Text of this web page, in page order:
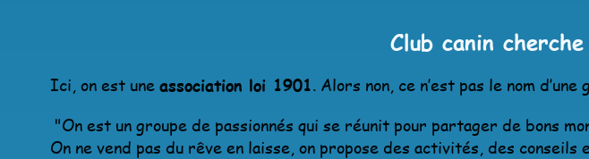
Club canin
Ici, on est une association loi 1901. Alors non, ce n’est pas le nom
"On est un groupe de passionnés qui se réunit pour partager de bons
On ne vend pas du rêve en laisse, on propose des activités, des